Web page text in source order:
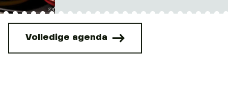
Volledige agenda